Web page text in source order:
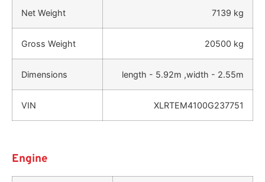
Net Weight 7139 kg
Gross Weight 20500 kg
Dimensions length - 5.92m ,width - 2.55m
VIN XLRTEM4100G237751
Engine